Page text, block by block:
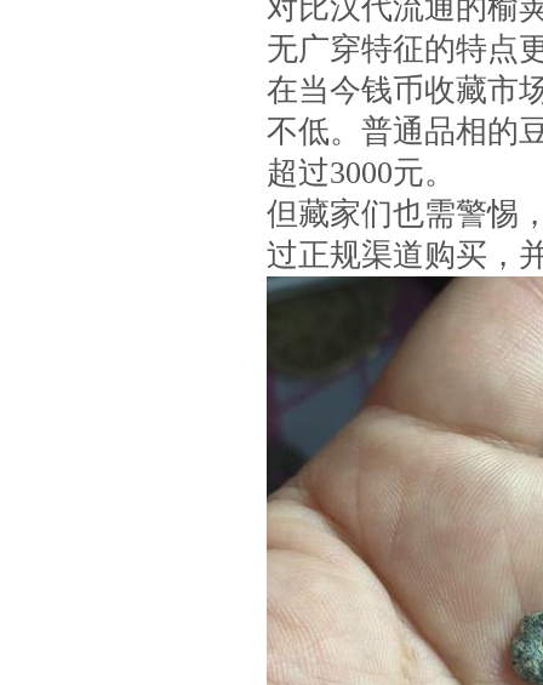
对比汉代流通的榆
无广穿特征的特点
在当今钱币收藏市
不低。普通品相的
超过3000元。
但藏家们也需警惕
过正规渠道购买，